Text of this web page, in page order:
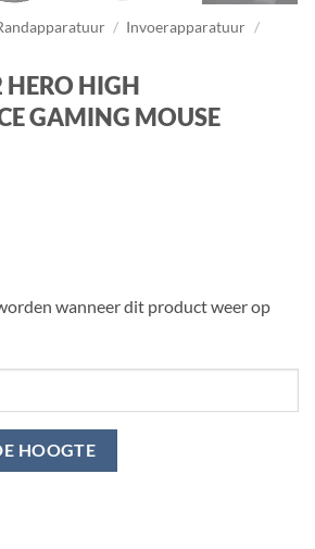
/ Invoerapparatuur /
HIGH
GAMING MOUSE
wanneer dit product weer op
HOOGTE